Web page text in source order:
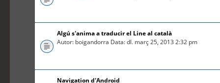
Algú s'anima a traducir el Line al català
Autor: boigandorra Data: dl. març 25, 2013 2:32 pm
Navigation d'Android